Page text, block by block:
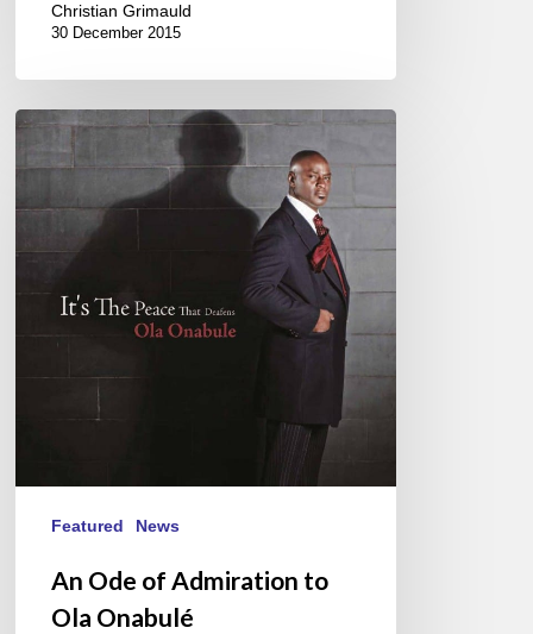
Christian Grimauld
30 December 2015
An
Admiration
to
Onabulé
Featured News
An Ode of Admiration to
Ola Onabulé